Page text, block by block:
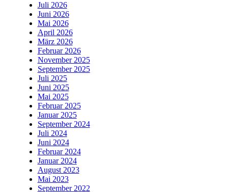
Juli 2026
Juni 2026
Mai 2026
April 2026
März 2026
Februar 2026
November 2025
September 2025
Juli 2025
Juni 2025
Mai 2025
Februar 2025
Januar 2025
September 2024
Juli 2024
Juni 2024
Februar 2024
Januar 2024
August 2023
Mai 2023
September 2022